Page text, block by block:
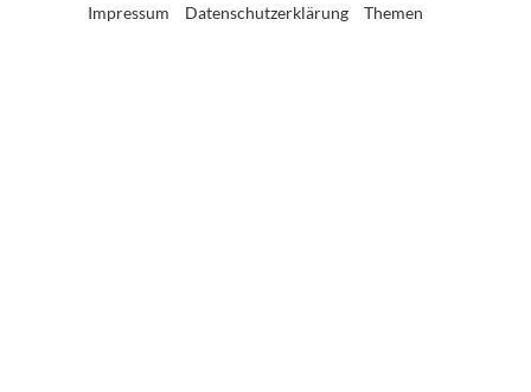
Impressum Datenschutzerklärung Themen